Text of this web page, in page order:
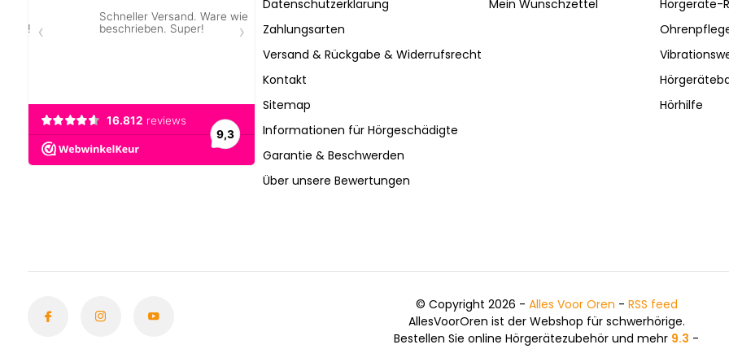
Datenschutzerklärung
Zahlungsarten
Versand & Rückgabe & Widerrufsrecht
Kontakt
Sitemap
Informationen für Hörgeschädigte
Garantie & Beschwerden
Über unsere Bewertungen
Mein Wunschzettel
Hörgeräte-
Hörhilfe
© Copyright 2026 - Alles Voor Oren - RSS feed
AllesVoorOren ist der Webshop für schwerhörige.
Bestellen Sie online Hörgerätezubehör und mehr 9.3 -